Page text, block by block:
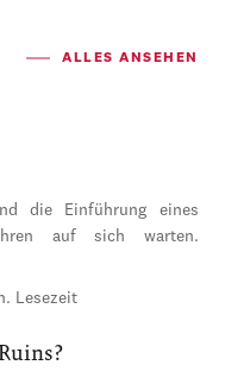
ALLES ANSEHEN
die Einführung eines
auf sich warten.
Lesezeit